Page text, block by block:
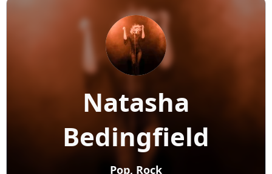
Natasha
Bedingfield
Pop, Rock